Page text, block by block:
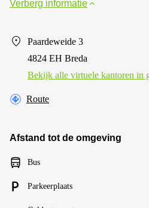
Verberg informatie
Paardeweide 3
4824 EH Breda
Bekijk alle virtuele kantoren in
Route
Afstand tot de omgeving
Bus
Parkeerplaats